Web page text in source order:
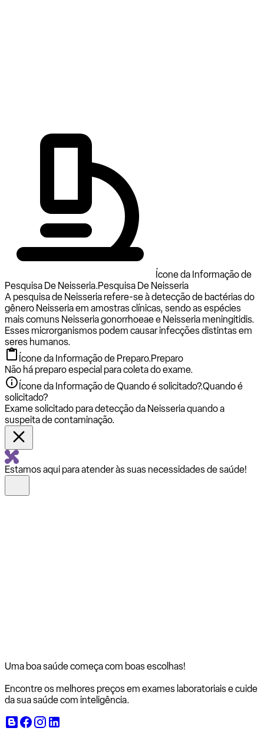
Ícone da Informação de
Pesquisa De Neisseria.Pesquisa De Neisseria
A pesquisa de Neisseria refere-se à detecção de bactérias do
gênero Neisseria em amostras clínicas, sendo as espécies
mais comuns Neisseria gonorrhoeae e Neisseria meningitidis.
Esses microrganismos podem causar infecções distintas em
seres humanos.
Ícone da Informação de Preparo.Preparo
Não há preparo especial para coleta do exame.
Ícone da Informação de Quando é solicitado?.Quando é
solicitado?
Exame solicitado para detecção da Neisseria quando a
suspeita de contaminação.
Estamos aqui para atender às suas necessidades de saúde!
Uma boa saúde começa com boas escolhas!
Encontre os melhores preços em exames laboratoriais e cuide
da sua saúde com inteligência.